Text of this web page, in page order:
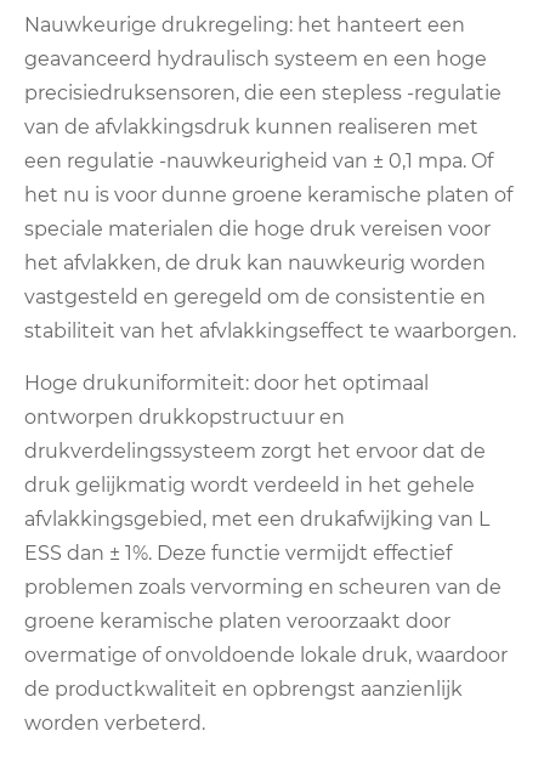
Nauwkeurige drukregeling: het hanteert een
geavanceerd hydraulisch systeem en een hoge
precisiedruksensoren, die een stepless -regulatie
van de afvlakkingsdruk kunnen realiseren met
een regulatie -nauwkeurigheid van ± 0,1 mpa. Of
het nu is voor dunne groene keramische platen of
speciale materialen die hoge druk vereisen voor
het afvlakken, de druk kan nauwkeurig worden
vastgesteld en geregeld om de consistentie en
stabiliteit van het afvlakkingseffect te waarborgen.
Hoge drukuniformiteit: door het optimaal
ontworpen drukkopstructuur en
drukverdelingssysteem zorgt het ervoor dat de
druk gelijkmatig wordt verdeeld in het gehele
afvlakkingsgebied, met een drukafwijking van L
ESS dan ± 1%. Deze functie vermijdt effectief
problemen zoals vervorming en scheuren van de
groene keramische platen veroorzaakt door
overmatige of onvoldoende lokale druk, waardoor
de productkwaliteit en opbrengst aanzienlijk
worden verbeterd.